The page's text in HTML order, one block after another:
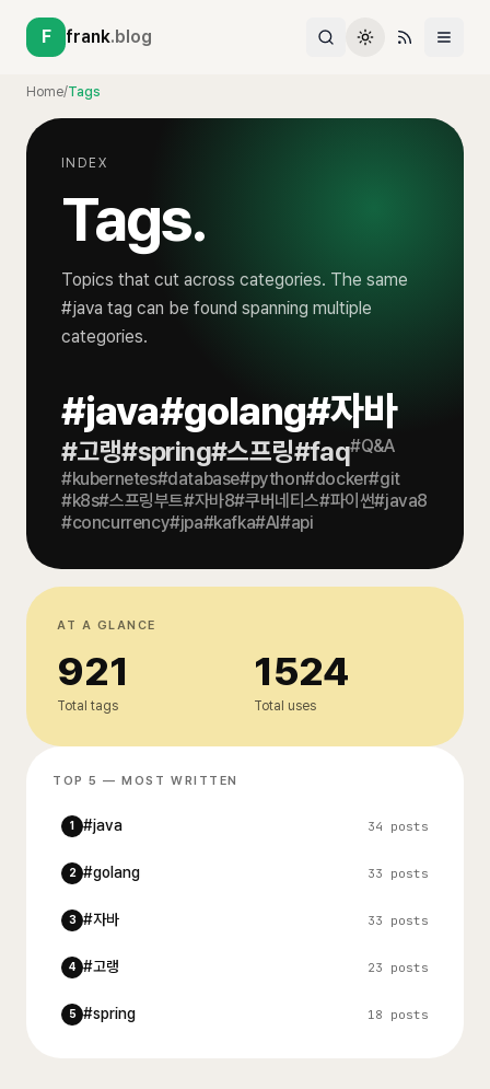
F frank.blog
Home/Tags
INDEX
Tags.
Topics that cut across categories. The same
#java tag can be found spanning multiple
categories.
#java#golang#자바
#고랭#spring#스프링#faq#Q&A
#kubernetes#database#python#docker#git
#k8s#스프링부트#자바8#쿠버네티스#파이썬#java8
#concurrency#jpa#kafka#AI#api
AT A GLANCE
921
Total tags
1524
Total uses
TOP 5 — MOST WRITTEN
1 #java 34 posts
2 #golang 33 posts
3 #자바 33 posts
4 #고랭 23 posts
5 #spring 18 posts